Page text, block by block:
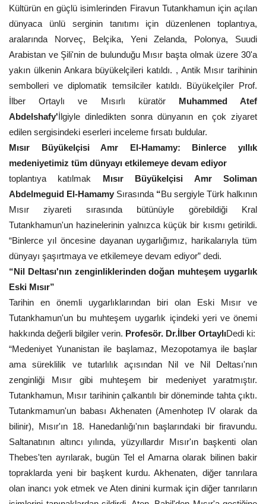
Kültürün en güçlü isimlerinden Firavun Tutankhamun için açılan
dünyaca ünlü serginin tanıtımı için düzenlenen toplantıya,
aralarında Norveç, Belçika, Yeni Zelanda, Polonya, Suudi
Arabistan ve Şili'nin de bulunduğu Mısır başta olmak üzere 30'a
yakın ülkenin Ankara büyükelçileri katıldı. , Antik Mısır tarihinin
sembolleri ve diplomatik temsilciler katıldı. Büyükelçiler Prof.
İlber Ortaylı ve Mısırlı küratör Muhammed Atef
Abdelshafy'İlgiyle dinledikten sonra dünyanın en çok ziyaret
edilen sergisindeki eserleri inceleme fırsatı buldular.
Mısır Büyükelçisi Amr El-Hamamy: Binlerce yıllık
medeniyetimiz tüm dünyayı etkilemeye devam ediyor
toplantıya katılmak Mısır Büyükelçisi Amr Soliman
Abdelmeguid El-Hamamy Sırasında “Bu sergiyle Türk halkının
Mısır ziyareti sırasında bütünüyle görebildiği Kral
Tutankhamun'un hazinelerinin yalnızca küçük bir kısmı getirildi.
“Binlerce yıl öncesine dayanan uygarlığımız, harikalarıyla tüm
dünyayı şaşırtmaya ve etkilemeye devam ediyor” dedi.
“Nil Deltası'nın zenginliklerinden doğan muhteşem uygarlık
Eski Mısır”
Tarihin en önemli uygarlıklarından biri olan Eski Mısır ve
Tutankhamun'un bu muhteşem uygarlık içindeki yeri ve önemi
hakkında değerli bilgiler verin. Profesör. Dr.İlber OrtaylıDedi ki:
“Medeniyet Yunanistan ile başlamaz, Mezopotamya ile başlar
ama süreklilik ve tutarlılık açısından Nil ve Nil Deltası'nın
zenginliği Mısır gibi muhteşem bir medeniyet yaratmıştır.
Tutankhamun, Mısır tarihinin çalkantılı bir döneminde tahta çıktı.
Tutankmamun'un babası Akhenaten (Amenhotep IV olarak da
bilinir), Mısır'ın 18. Hanedanlığı'nın başlarındaki bir firavundu.
Saltanatının altıncı yılında, yüzyıllardır Mısır'ın başkenti olan
Thebes'ten ayrılarak, bugün Tel el Amarna olarak bilinen bakir
topraklarda yeni bir başkent kurdu. Akhenaten, diğer tanrılara
olan inancı yok etmek ve Aten dinini kurmak için diğer tanrıların